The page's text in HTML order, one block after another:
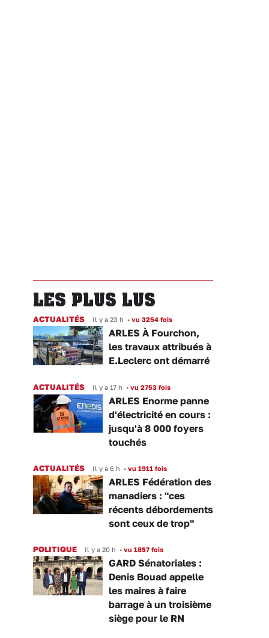
LES PLUS LUS
ACTUALITÉS Il y a 23 h • vu 3254 fois
ARLES À Fourchon,
les travaux attribués à
E.Leclerc ont démarré
ACTUALITÉS Il y a 17 h • vu 2753 fois
ARLES Enorme panne
d'électricité en cours :
jusqu'à 8 000 foyers
touchés
ACTUALITÉS Il y a 6 h • vu 1911 fois
ARLES Fédération des
manadiers : "ces
récents débordements
sont ceux de trop"
POLITIQUE Il y a 20 h • vu 1857 fois
GARD Sénatoriales :
Denis Bouad appelle
les maires à faire
barrage à un troisième
siège pour le RN